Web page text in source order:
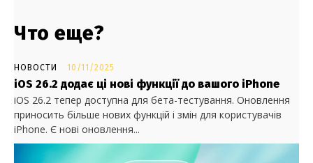
Что еще?
НОВОСТИ 10/11/2025
iOS 26.2 додає ці нові функції до вашого iPhone
iOS 26.2 тепер доступна для бета-тестування. Оновлення
приносить більше нових функцій і змін для користувачів
iPhone. Є нові оновлення...